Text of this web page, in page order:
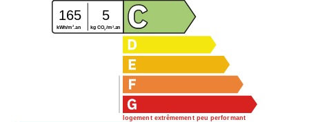
logement extrêmement peu performant
165 5
kWh/m 2 .an kg CO2/m2.an